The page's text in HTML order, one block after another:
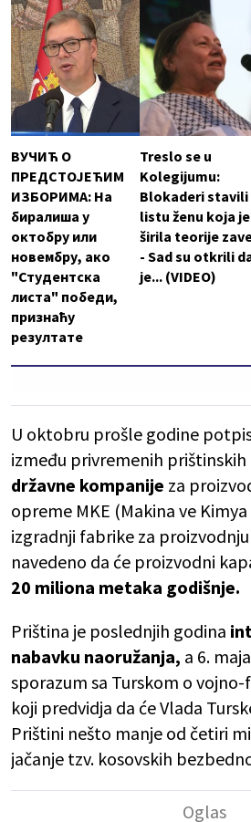
ВУЧИЋ О
ПРЕДСТОЈЕЋИМ
ИЗБОРИМА: На
биралиша у
октобру или
новембру, ако
"Студентска
листа" победи,
признаћу
резултате
Treslo se u
Kolegijumu:
Blokaderi stavili
listu ženu koja je
širila teorije
- Sad su otkrili
je... (VIDEO)
U oktobru prošle godine
između privremenih prištinskih
državne kompanije za
opreme MKE (Makina ve Kimya
izgradnji fabrike za
navedeno da će proizvodni
20 miliona metaka godišnje.
Priština je poslednjih godina
nabavku naoružanja, a 6.
sporazum sa Turskom o
koji predvidja da će Vlada
Prištini nešto manje od četiri
jačanje tzv. kosovskih